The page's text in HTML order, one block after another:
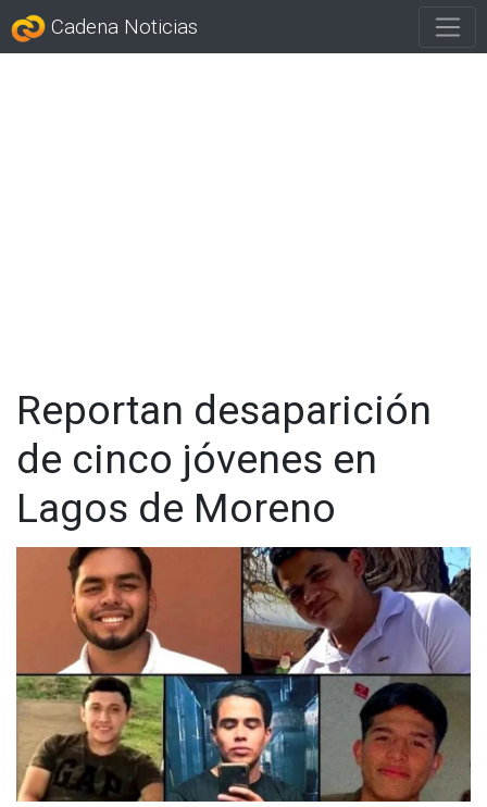
Cadena Noticias
Reportan desaparición
de cinco jóvenes en
Lagos de Moreno